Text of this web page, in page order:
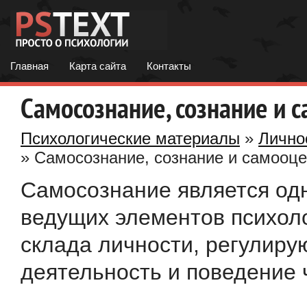
Главная Карта сайта Контакты
Самосознание, сознание и
Психологические материалы »
» Самосознание, сознание и
Самосознание является
ведущих элементов
склада личности,
деятельность и поведение